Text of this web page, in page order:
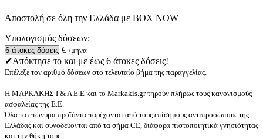
Αποστολή σε όλη την Ελλάδα με BOX NOW
Υπολογισμός δόσεων:
€ /μήνα
✔Απόκτησε το και με έως 6 άτοκες δόσεις!
Επέλεξε τον αριθμό δόσεων στο τελευταίο βήμα της παραγγελίας.
Η ΜΑΡΚΑΚΗΣ Ι & Α Ε.Ε και το Markakis.gr τηρούν πλήρως τους κανονισμούς
ασφαλείας της Ε.Ε.
Όλα τα επώνυμα προϊόντα παρέχονται από τους επίσημους αντιπροσώπους της
Ελλάδας και συνοδεύονται από τα σήμα CE, διάφορα πιστοποιητικά γνησιότητας
και την θήκη τους.